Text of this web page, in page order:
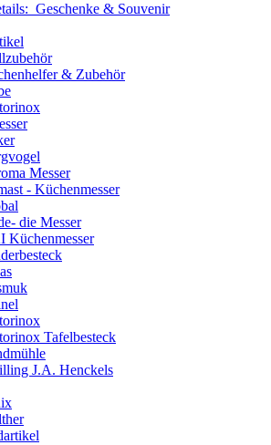
Geschenke & Souvenir
& Zubehör
Messer
- Küchenmesser
die Messer
Küchenmesser
Tafelbesteck
J.A. Henckels